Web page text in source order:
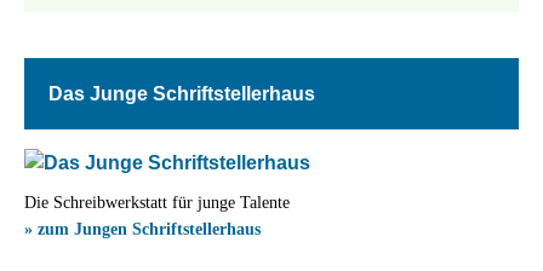
Das Junge Schriftstellerhaus
Die Schreibwerkstatt für junge Talente
» zum Jungen Schriftstellerhaus